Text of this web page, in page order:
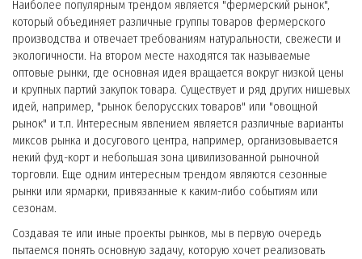
Наиболее популярным трендом является "фермерский рынок",
который объединяет различные группы товаров фермерского
производства и отвечает требованиям натуральности, свежести и
экологичности. На втором месте находятся так называемые
оптовые рынки, где основная идея вращается вокруг низкой цены
и крупных партий закупок товара. Существует и ряд других нишевых
идей, например, "рынок белорусских товаров" или "овощной
рынок" и т.п. Интересным явлением является различные варианты
миксов рынка и досугового центра, например, организовывается
некий фуд-корт и небольшая зона цивилизованной рыночной
торговли. Еще одним интересным трендом являются сезонные
рынки или ярмарки, привязанные к каким-либо событиям или
сезонам.
Создавая те или иные проекты рынков, мы в первую очередь
пытаемся понять основную задачу, которую хочет реализовать